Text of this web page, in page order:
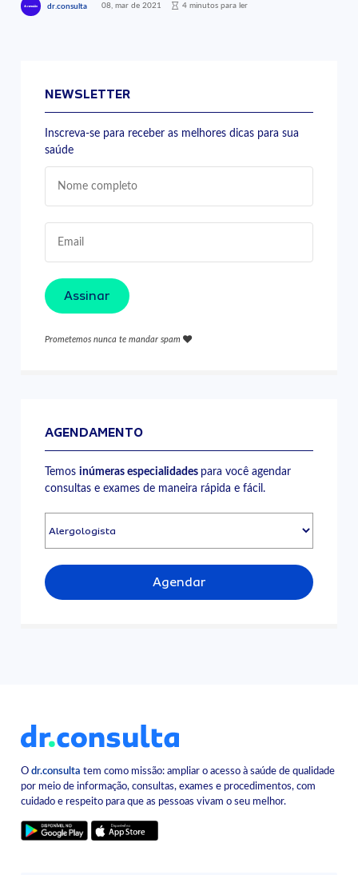
dr.consulta 08, mar de 2021 4 minutos para ler
NEWSLETTER
Inscreva-se para receber as melhores dicas para sua
saúde
Assinar
Prometemos nunca te mandar spam
AGENDAMENTO
Temosinúmeras especialidades para você agendar
consultas e exames de maneira rápida e fácil.
Agendar
Odr.consulta tem como missão: ampliar o acesso à saúde de qualidade
por meio de informação, consultas, exames e procedimentos, com
cuidado e respeito para que as pessoas vivam o seu melhor.